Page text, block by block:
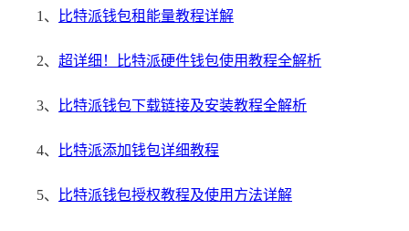
1、 比特派钱包租能量教程详解
2、 超详细！比特派硬件钱包使用教程全解析
3、 比特派钱包下载链接及安装教程全解析
4、 比特派添加钱包详细教程
5、 比特派钱包授权教程及使用方法详解